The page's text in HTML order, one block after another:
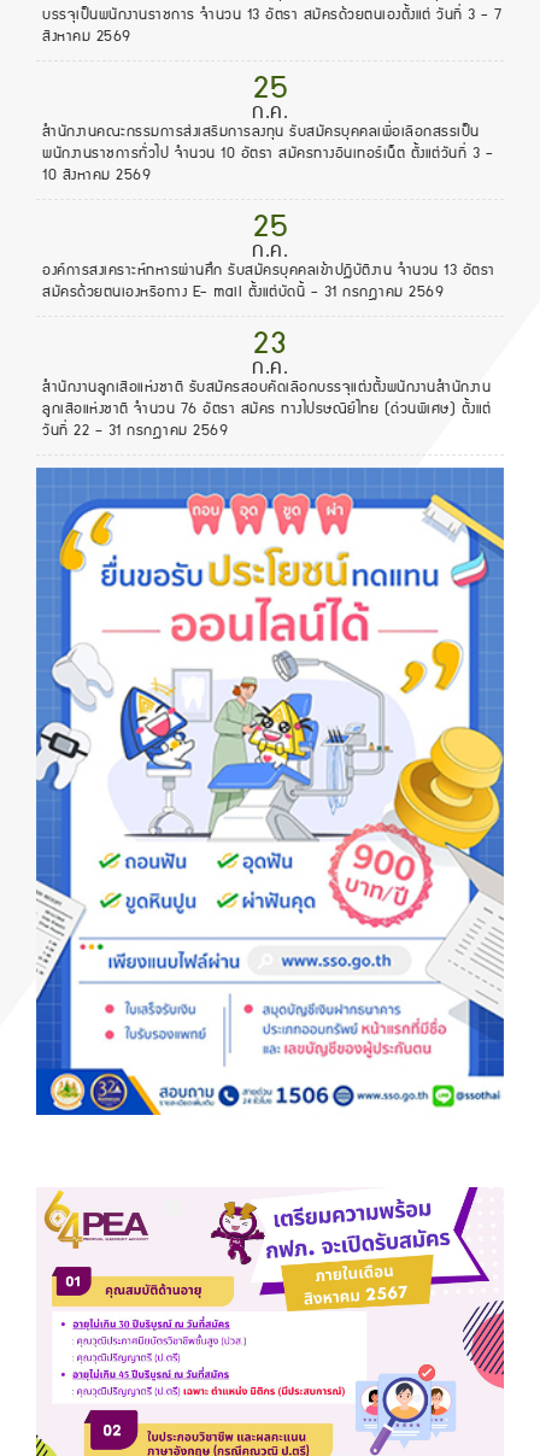
บรรจุเป็นพนักงานราชการ จำนวน 13 อัตรา สมัครด้วยตนเองตั้งแต่ วันที่ 3 - 7
สิงหาคม 2569
25
ก.ค.
สำนักงานคณะกรรมการส่งเสริมการลงทุน รับสมัครบุคคลเพื่อเลือกสรรเป็น
พนักงานราชการทั่วไป จำนวน 10 อัตรา สมัครทางอินเทอร์เน็ต ตั้งแต่วันที่ 3 -
10 สิงหาคม 2569
25
ก.ค.
องค์การสงเคราะห์ทหารผ่านศึก รับสมัครบุคคลเข้าปฏิบัติงาน จำนวน 13 อัตรา
สมัครด้วยตนเองหรือทาง E- mail ตั้งแต่บัดนี้ - 31 กรกฎาคม 2569
23
ก.ค.
สํานักงานลูกเสือแห่งชาติ รับสมัครสอบคัดเลือกบรรจุแต่งตั้งพนักงานสํานักงาน
ลูกเสือแห่งชาติ จำนวน 76 อัตรา สมัคร ทางไปรษณีย์ไทย (ด่วนพิเศษ) ตั้งแต่
วันที่ 22 – 31 กรกฎาคม 2569